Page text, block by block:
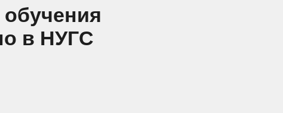
в НУГС